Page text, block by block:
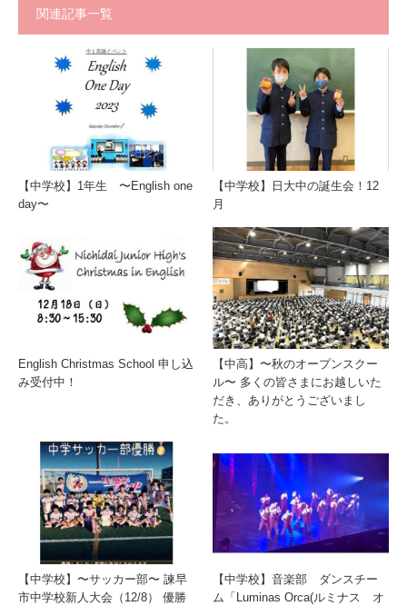
関連記事一覧
【中学校】1年生 〜English one
day〜
【中学校】日大中の誕生会！12
月
English Christmas School 申し込
み受付中！
【中高】〜秋のオープンスクー
ル〜 多くの皆さまにお越しいた
だき、ありがとうございまし
た。
【中学校】〜サッカー部〜 諫早
市中学校新人大会（12/8） 優勝
【中学校】音楽部 ダンスチー
ム「Luminas Orca(ルミナス オ